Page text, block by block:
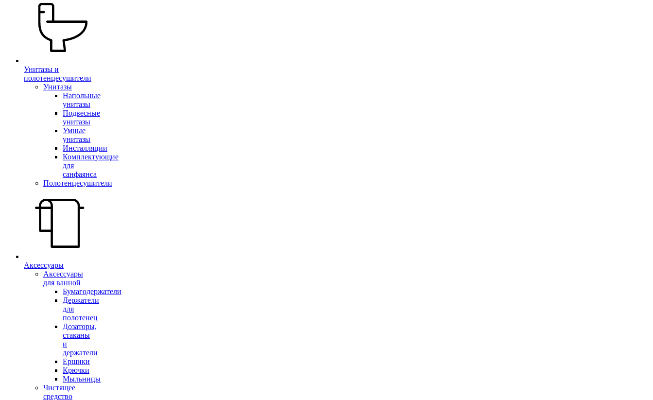
Унитазы и
полотенцесушители
Унитазы
Напольные
унитазы
Подвесные
унитазы
Умные
унитазы
Инсталляции
Комплектующие
для
санфаянса
Полотенцесушители
Аксессуары
Аксессуары
для ванной
Бумагодержатели
Держатели
для
полотенец
Дозаторы,
стаканы
и
держатели
Ершики
Крючки
Мыльницы
Чистящее
средство